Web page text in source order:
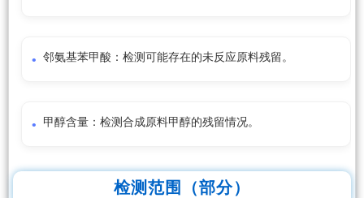
邻氨基苯甲酸：检测可能存在的未反应原料残留。
甲醇含量：检测合成原料甲醇的残留情况。
检测范围（部分）